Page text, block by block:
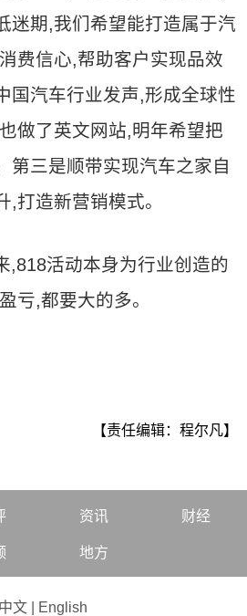
迷期,我们希望能打造属于汽
费信心,帮助客户实现品效
国汽车行业发声,形成全球性
做了英文网站,明年希望把
第三是顺带实现汽车之家自
,打造新营销模式。
,818活动本身为行业创造的
亏,都要大的多。
【责任编辑：程尔凡】
资讯 财经
地方
中文 English